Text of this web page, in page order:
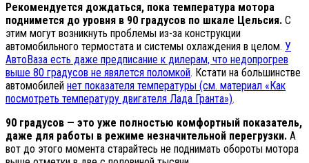
Рекомендуется дождаться, пока температура мотора
поднимется до уровня в 90 градусов по шкале Цельсия. С
этим могут возникнуть проблемы из-за конструкции
автомобильного термостата и системы охлаждения в целом. У
АвтоВаза есть даже предписание к дилерам, что недопрогрев
выше 80 градусов не явялется поломкой. Кстати на большинстве
автомобилей нет показателя температуры (см. материал «Как
посмотреть температуру двигателя Лада Гранта»).
90 градусов — это уже полностью комфортный показатель,
даже для работы в режиме незначительной перегрузки. А
вот до этого момента старайтесь не поднимать обороты мотора